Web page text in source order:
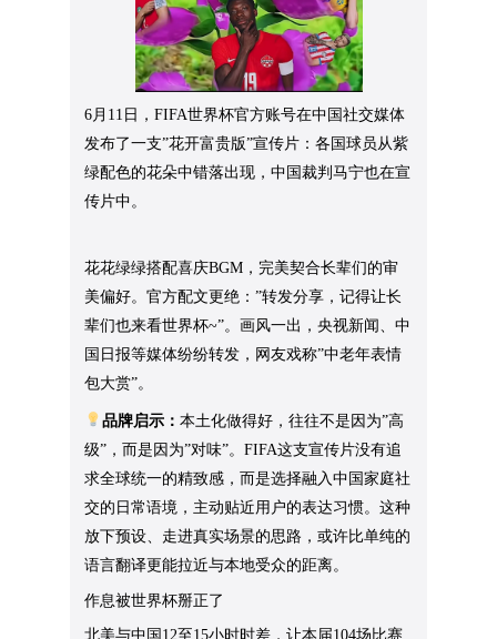
6月11日，FIFA世界杯官方账号在中国社交媒体
发布了一支”花开富贵版”宣传片：各国球员从紫
绿配色的花朵中错落出现，中国裁判马宁也在宣
传片中。
花花绿绿搭配喜庆BGM，完美契合长辈们的审
美偏好。官方配文更绝：”转发分享，记得让长
辈们也来看世界杯~”。画风一出，央视新闻、中
国日报等媒体纷纷转发，网友戏称”中老年表情
包大赏”。
品牌启示：本土化做得好，往往不是因为”高
级”，而是因为”对味”。FIFA这支宣传片没有追
求全球统一的精致感，而是选择融入中国家庭社
交的日常语境，主动贴近用户的表达习惯。这种
放下预设、走进真实场景的思路，或许比单纯的
语言翻译更能拉近与本地受众的距离。
作息被世界杯掰正了
北美与中国12至15小时时差，让本届104场比赛